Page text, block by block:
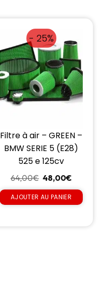
- 25%
Filtre à air – GREEN –
BMW SERIE 5 (E28)
525 e 125cv
64,00€ 48,00€
AJOUTER AU PANIER